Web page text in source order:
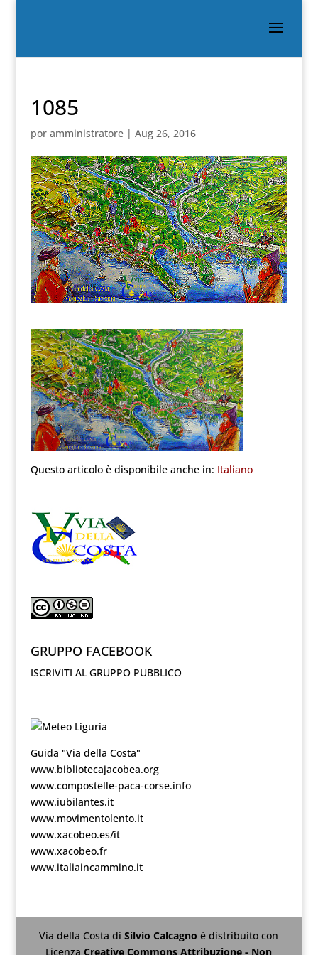
1085
por amministratore| Aug 26, 2016
Questo articolo è disponibile anche in: Italiano
GRUPPO FACEBOOK
ISCRIVITI AL GRUPPO PUBBLICO
Guida "Via della Costa"
www.bibliotecajacobea.org
www.compostelle-paca-corse.info
www.iubilantes.it
www.movimentolento.it
www.xacobeo.es/it
www.xacobeo.fr
www.italiaincammino.it
Via della Costa diSilvio Calcagnoè distribuito con
LicenzaCreative Commons Attribuzione - Non